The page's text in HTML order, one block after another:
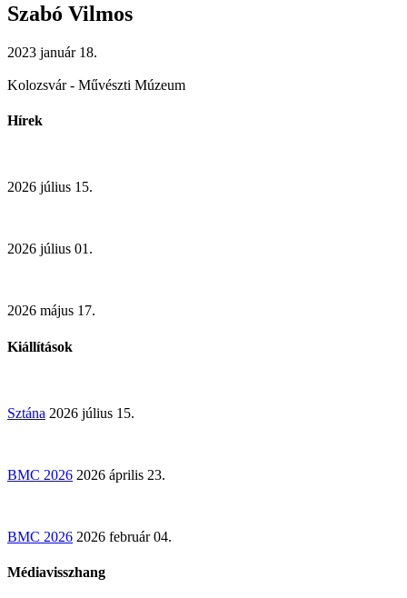
Szabó Vilmos
2023 január 18.
Kolozsvár - Művészti Múzeum
Hírek
2026 július 15.
2026 július 01.
2026 május 17.
Kiállítások
Sztána 2026 július 15.
BMC 2026 2026 április 23.
BMC 2026 2026 február 04.
Médiavisszhang